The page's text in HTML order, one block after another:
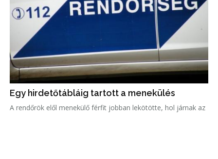
Egy hirdetőtábláig tartott a menekülés
A rendőrök elől menekülő férfit jobban lekötötte, hol járnak az